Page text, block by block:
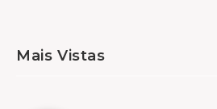
Mais Vistas